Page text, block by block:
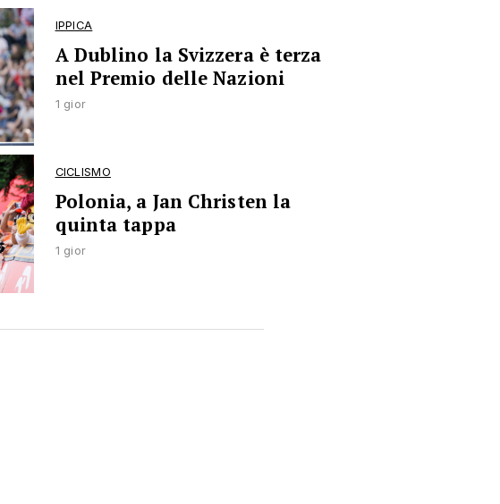
IPPICA
A Dublino la Svizzera è terza
nel Premio delle Nazioni
1 gior
CICLISMO
Polonia, a Jan Christen la
quinta tappa
1 gior